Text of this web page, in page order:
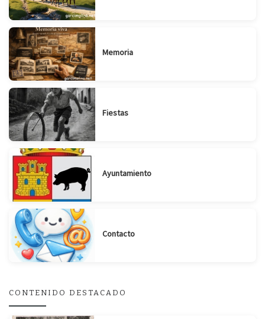
Memoria
Fiestas
Ayuntamiento
Contacto
CONTENIDO DESTACADO